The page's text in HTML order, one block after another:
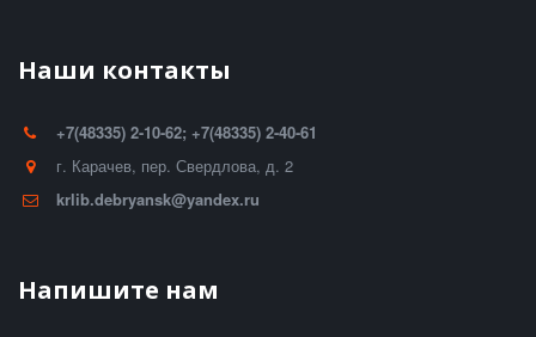
Наши контакты
+7(48335) 2-10-62; +7(48335) 2-40-61
г. Карачев, пер. Свердлова, д. 2
krlib.debryansk@yandex.ru
Напишите нам